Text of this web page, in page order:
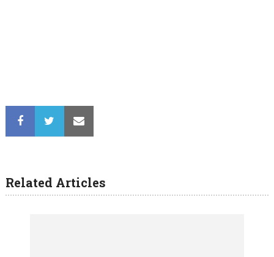
Related Articles